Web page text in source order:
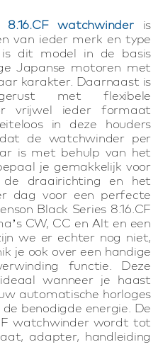
watchwinderis
van ieder merk en type
is dit model in de basis
Japanse motoren met
karakter. Daarnaast is
met flexibele
vrijwel ieder formaat
in deze houders
de watchwinder per
is met behulp van het
je gemakkelijk voor
de draairichting en het
dag voor een perfecte
Black Series 8.16.CF
CW, CC en Alt en een
we er echter nog niet,
je ook over een handige
functie. Deze
wanneer je haast
automatische horloges
benodigde energie. De
watchwinder wordt tot
adapter, handleiding